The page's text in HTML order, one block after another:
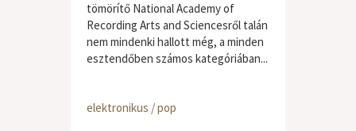
tömörítő National Academy of
Recording Arts and Sciencesről talán
nem mindenki hallott még, a minden
esztendőben számos kategóriában...
elektronikus / pop